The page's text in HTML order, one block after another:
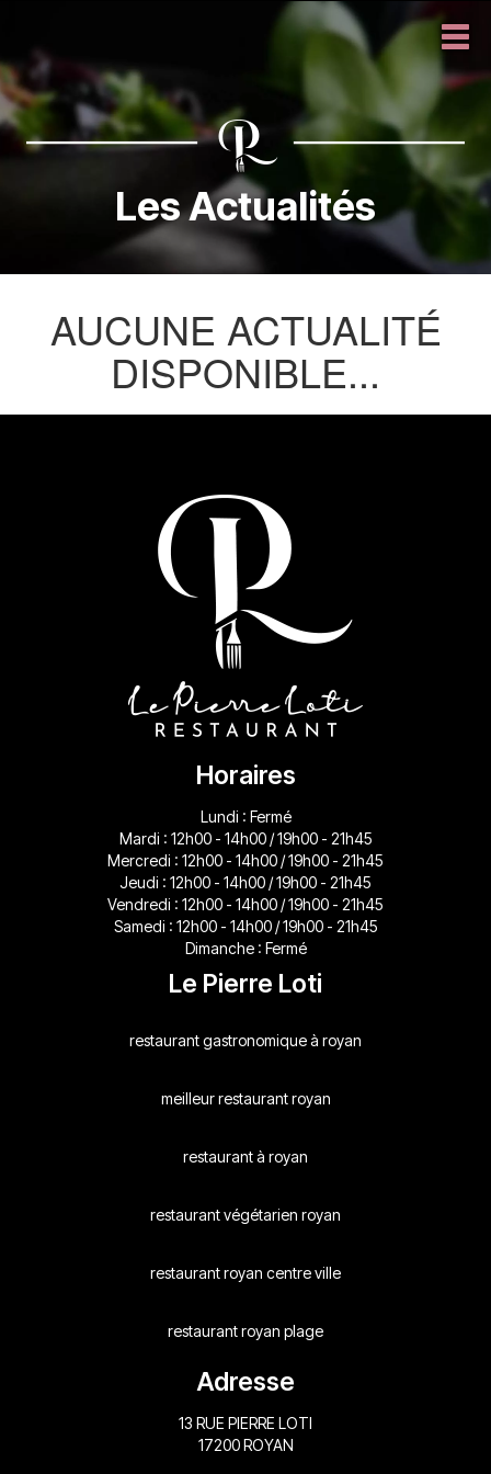
Les Actualités
AUCUNE ACTUALITÉ
DISPONIBLE...
Horaires
Lundi : Fermé
Mardi : 12h00 - 14h00 / 19h00 - 21h45
Mercredi : 12h00 - 14h00 / 19h00 - 21h45
Jeudi : 12h00 - 14h00 / 19h00 - 21h45
Vendredi : 12h00 - 14h00 / 19h00 - 21h45
Samedi : 12h00 - 14h00 / 19h00 - 21h45
Dimanche : Fermé
Le Pierre Loti
restaurant gastronomique à royan
meilleur restaurant royan
restaurant à royan
restaurant végétarien royan
restaurant royan centre ville
restaurant royan plage
Adresse
13 RUE PIERRE LOTI
17200 ROYAN